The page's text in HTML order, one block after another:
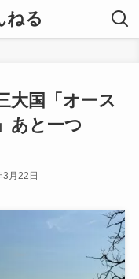
ねる
大国「オース
あと一つ
月22日